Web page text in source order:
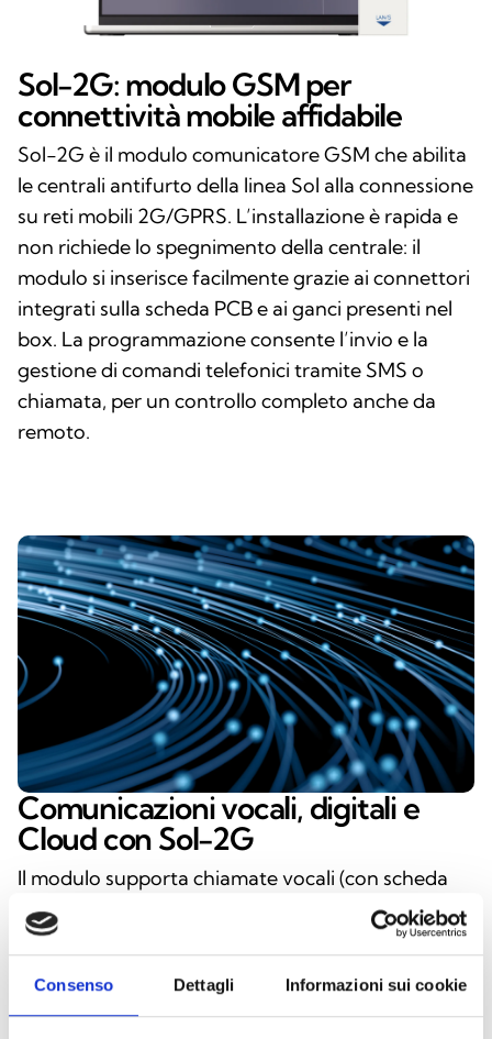
Consenso Dettagli Informazioni sui cookie
Sol-2G: modulo GSM per
connettività mobile affidabile
Sol-2G è il modulo comunicatore GSM che abilita
le centrali antifurto della linea Sol alla connessione
su reti mobili 2G/GPRS. L’installazione è rapida e
non richiede lo spegnimento della centrale: il
modulo si inserisce facilmente grazie ai connettori
integrati sulla scheda PCB e ai ganci presenti nel
box. La programmazione consente l’invio e la
gestione di comandi telefonici tramite SMS o
chiamata, per un controllo completo anche da
remoto.
Comunicazioni vocali, digitali e
Cloud con Sol-2G
Il modulo supporta chiamate vocali (con scheda
SmartLogos30M installata), comunicazioni digitali
tramite protocolli CONTACT-ID e trasmissione
per ogni evento, utilizzando descrizioni